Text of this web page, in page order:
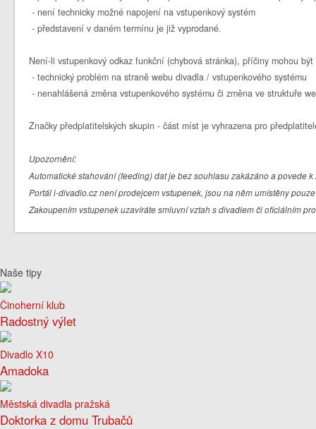
- není technicky možné napojení na vstupenkový systém
- představení v daném termínu je již vyprodané.
Není-li vstupenkový odkaz funkční (chybová stránka), příčiny mohou
- technický problém na straně webu divadla / vstupenkového systému
- nenahlášená změna vstupenkového systému či změna ve struktuře
Značky předplatitelských skupin - část míst je vyhrazena pro
Upozornění:
Automatické stahování (feeding) dat je bez souhlasu zakázáno a povede
Portál i-divadlo.cz není prodejcem vstupenek, jsou na něm umístěny
Zakoupením vstupenek uzavíráte smluvní vztah s divadlem či oficiálním
Naše tipy
Činoherní klub
Radostný výlet
Divadlo X10
Amadoka
Městská divadla pražská
Doktorka z domu Trubačů